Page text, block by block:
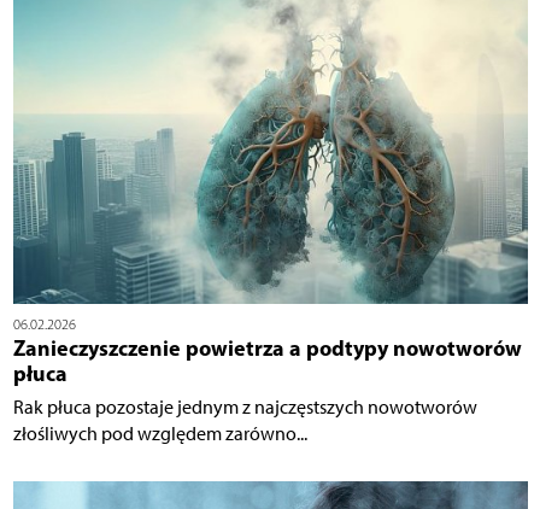
06.02.2026
Zanieczyszczenie powietrza a podtypy nowotworów
płuca
Rak płuca pozostaje jednym z najczęstszych nowotworów
złośliwych pod względem zarówno...